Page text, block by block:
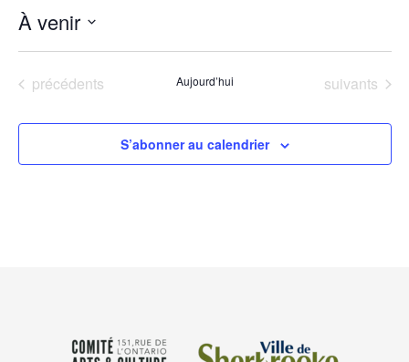
À venir
Sélectionnez
date.
Évènements
précédents Aujourd’hui Évènements
suivants
S’abonner au calendrier